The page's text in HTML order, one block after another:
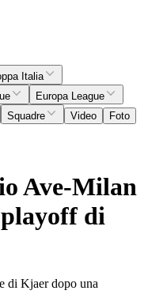
Italia
Europa League
Squadre Video
Foto
Ave-Milan
playoff di
di Kjaer dopo una